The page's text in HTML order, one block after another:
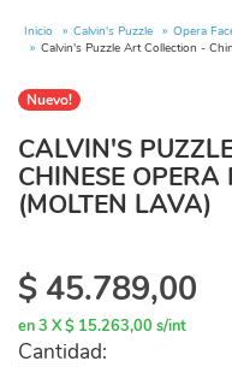
Inicio Calvin's Puzzle
Opera
Calvin's Puzzle Art Collection -
Nuevo!
CALVIN'S
CHINESE OPERA
(MOLTEN LAVA)
$45.789,00
en 3 X $ 15.263,00 s/int
Cantidad: